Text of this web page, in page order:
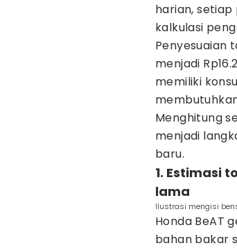
harian,
kalkulasi
Penyesuaian
menjadi
memiliki
Menghitung
menjadi
baru.
1. Estimasi
lama
Ilustrasi mengisi
Honda BeAT
bahan bakar